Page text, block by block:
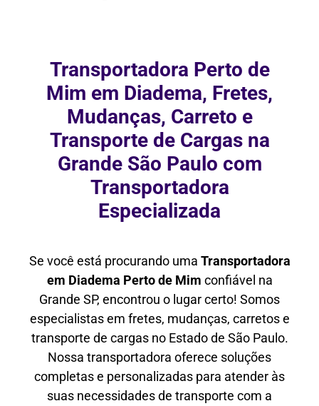
Transportadora Perto de
Mim em Diadema, Fretes,
Mudanças, Carreto e
Transporte de Cargas na
Grande São Paulo com
Transportadora
Especializada
Se você está procurando uma Transportadora
em Diadema Perto de Mim confiável na
Grande SP, encontrou o lugar certo! Somos
especialistas em fretes, mudanças, carretos e
transporte de cargas no Estado de São Paulo.
Nossa transportadora oferece soluções
completas e personalizadas para atender às
suas necessidades de transporte com a